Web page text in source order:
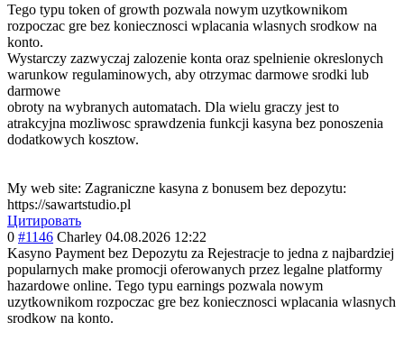
Tego typu token of growth pozwala nowym uzytkownikom
rozpoczac gre bez koniecznosci wplacania wlasnych srodkow na
konto.
Wystarczy zazwyczaj zalozenie konta oraz spelnienie okreslonych
warunkow regulaminowych, aby otrzymac darmowe srodki lub
darmowe
obroty na wybranych automatach. Dla wielu graczy jest to
atrakcyjna mozliwosc sprawdzenia funkcji kasyna bez ponoszenia
dodatkowych kosztow.
My web site: Zagraniczne kasyna z bonusem bez depozytu:
https://sawartstudio.pl
Цитировать
0 #1146 Charley 04.08.2026 12:22
Kasyno Payment bez Depozytu za Rejestracje to jedna z najbardziej
popularnych make promocji oferowanych przez legalne platformy
hazardowe online. Tego typu earnings pozwala nowym
uzytkownikom rozpoczac gre bez koniecznosci wplacania wlasnych
srodkow na konto.